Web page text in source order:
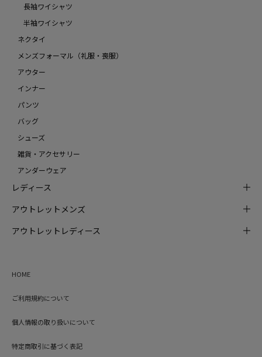
長袖ワイシャツ
半袖ワイシャツ
ネクタイ
メンズフォーマル（礼服・喪服）
アウター
インナー
パンツ
バッグ
シューズ
雑貨・アクセサリー
アンダーウェア
レディース
アウトレットメンズ
アウトレットレディース
HOME
ご利用規約について
個人情報の取り扱いについて
特定商取引に基づく表記